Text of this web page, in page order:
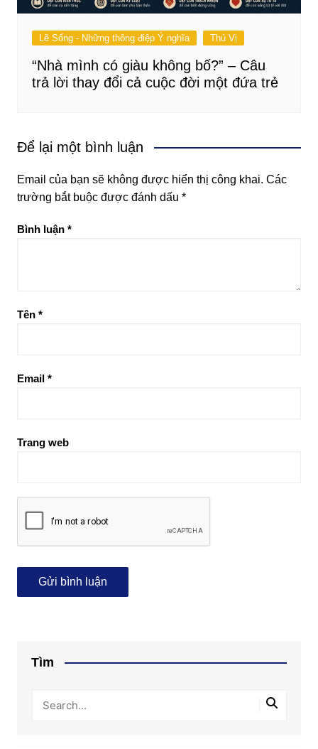
Lẽ Sống - Những thông điệp Ý nghĩa Thú Vị
“Nhà mình có giàu không bố?” – Câu
trả lời thay đổi cả cuộc đời một đứa trẻ
Để lại một bình luận
Email của bạn sẽ không được hiển thị công khai. Các
trường bắt buộc được đánh dấu *
Bình luận *
Tên *
Email *
Trang web
Tìm